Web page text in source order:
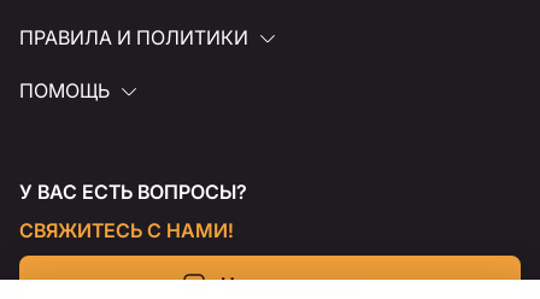
ПРАВИЛА И ПОЛИТИКИ
ПОМОЩЬ
У ВАС ЕСТЬ ВОПРОСЫ?
СВЯЖИТЕСЬ С НАМИ!
Напишите нам